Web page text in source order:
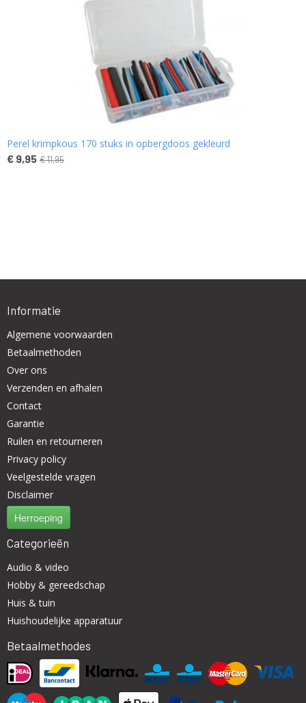
Perel krimpkous 170 stuks in opbergdoos gekleurd
€ 9,95 € 11,95
Informatie
Algemene voorwaarden
Betaalmethoden
Over ons
Verzenden en afhalen
Contact
Garantie
Ruilen en retourneren
Privacy policy
Veelgestelde vragen
Disclaimer
Herroeping
Categorieën
Audio & video
Hobby & gereedschap
Huis & tuin
Huishoudelijke apparatuur
Betaalmethodes